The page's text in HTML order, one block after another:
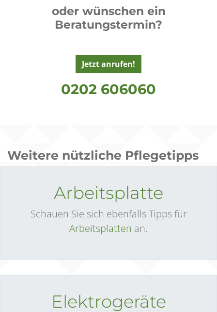
oder wünschen ein
Beratungstermin?
Jetzt anrufen!
0202 606060
Weitere nützliche Pflegetipps
Arbeitsplatte
Schauen Sie sich ebenfalls Tipps für
Arbeitsplatten an.
Elektrogeräte